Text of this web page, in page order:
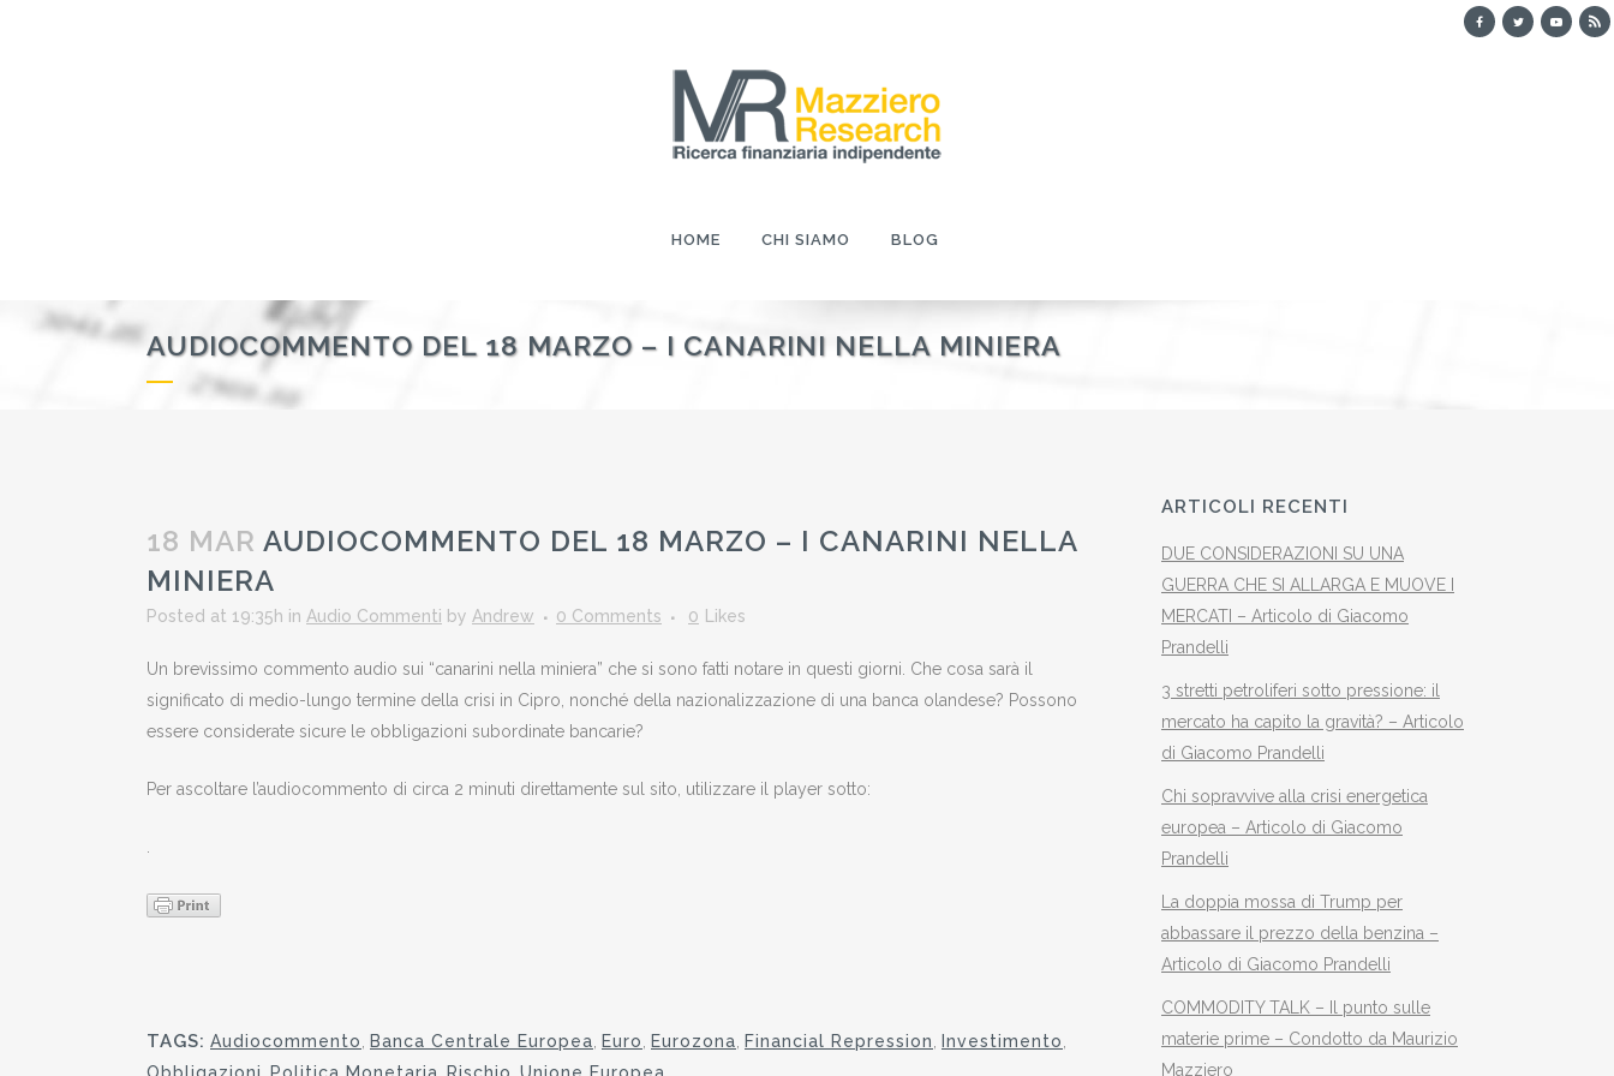
HOME CHI SIAMO BLOG
AUDIOCOMMENTO DEL 18 MARZO – I CANARINI NELLA MINIERA
18 MAR AUDIOCOMMENTO DEL 18 MARZO – I CANARINI NELLA
MINIERA
Posted at 19:35h in Audio Commenti by Andrew 0 Comments 0 Likes
Un brevissimo commento audio sui “canarini nella miniera” che si sono fatti notare in questi giorni. Che cosa sarà il
significato di medio-lungo termine della crisi in Cipro, nonché della nazionalizzazione di una banca olandese? Possono
essere considerate sicure le obbligazioni subordinate bancarie?
Per ascoltare l’audiocommento di circa 2 minuti direttamente sul sito, utilizzare il player sotto:
TAGS: Audiocommento Banca Centrale Europea Euro Eurozona Financial Repression Investimento
ARTICOLI RECENTI
DUE CONSIDERAZIONI SU UNA
GUERRA CHE SI ALLARGA E MUOVE I
MERCATI – Articolo di Giacomo
Prandelli
3 stretti petroliferi sotto pressione: il
mercato ha capito la gravità? – Articolo
di Giacomo Prandelli
Chi sopravvive alla crisi energetica
europea – Articolo di Giacomo
Prandelli
La doppia mossa di Trump per
abbassare il prezzo della benzina –
Articolo di Giacomo Prandelli
COMMODITY TALK – Il punto sulle
materie prime – Condotto da Maurizio
Mazziero